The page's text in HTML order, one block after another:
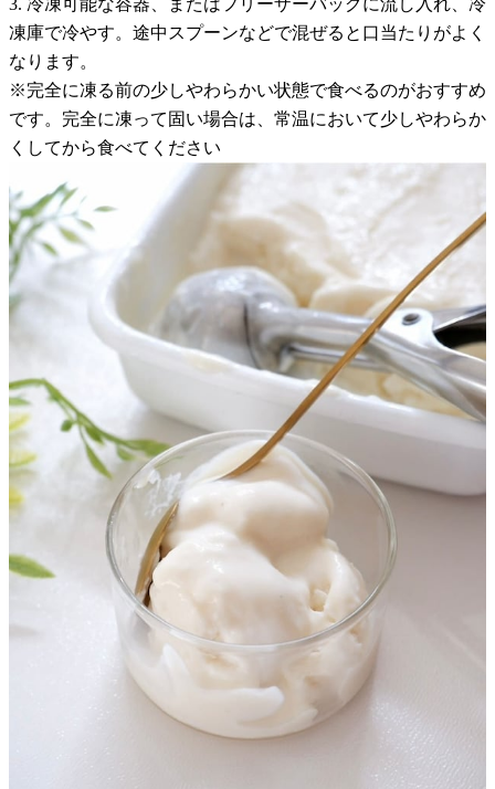
凍庫で冷やす。途中スプーンなどで混ぜると口当たりがよく
なります。
※完全に凍る前の少しやわらかい状態で食べるのがおすすめ
です。完全に凍って固い場合は、常温において少しやわらか
くしてから食べてください